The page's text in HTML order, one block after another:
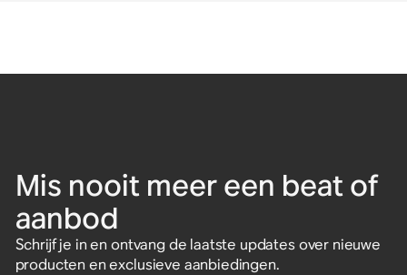
Mis nooit meer een beat of
aanbod
Schrijf je in en ontvang de laatste updates over nieuwe
producten en exclusieve aanbiedingen.